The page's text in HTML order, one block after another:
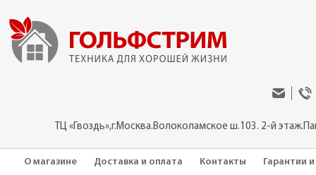
ТЦ «Гвоздь»,г.Москва.Волоколамское ш.103. 2-й
О магазине Доставка и оплата Контакты Гарантии